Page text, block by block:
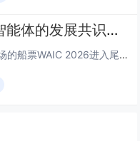
WAIC 2026落幕，企业级智能体的发展共识，藏在迈富时的展台里
——谁建好了“地基”，谁就拿到了下半场的船票WAIC 2026进入尾声，展馆里的机器人不再翻跟头了，大模型厂商也不再拿参...